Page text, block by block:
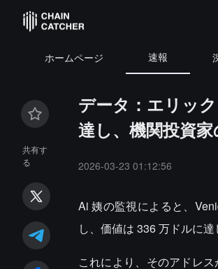
ホームページ 速報
共有す
る
データ：エリッ
達し、機関投資
2026-03-23 01:12:56
Ai 姨の監視によると、
し、価値は 336 万ドルに達
これにより、そのアドレ